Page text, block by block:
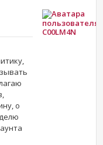
о
C00LM4N